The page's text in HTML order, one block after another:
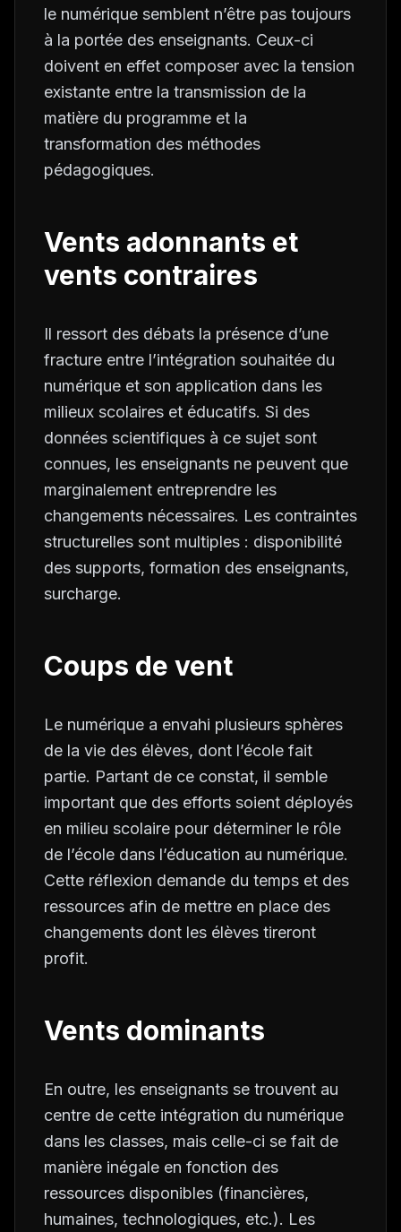
le numérique semblent n’être pas toujours
à la portée des enseignants. Ceux-ci
doivent en effet composer avec la tension
existante entre la transmission de la
matière du programme et la
transformation des méthodes
pédagogiques.
Vents adonnants et
vents contraires
Il ressort des débats la présence d’une
fracture entre l’intégration souhaitée du
numérique et son application dans les
milieux scolaires et éducatifs. Si des
données scientifiques à ce sujet sont
connues, les enseignants ne peuvent que
marginalement entreprendre les
changements nécessaires. Les contraintes
structurelles sont multiples : disponibilité
des supports, formation des enseignants,
surcharge.
Coups de vent
Le numérique a envahi plusieurs sphères
de la vie des élèves, dont l’école fait
partie. Partant de ce constat, il semble
important que des efforts soient déployés
en milieu scolaire pour déterminer le rôle
de l’école dans l’éducation au numérique.
Cette réflexion demande du temps et des
ressources afin de mettre en place des
changements dont les élèves tireront
profit.
Vents dominants
En outre, les enseignants se trouvent au
centre de cette intégration du numérique
dans les classes, mais celle-ci se fait de
manière inégale en fonction des
ressources disponibles (financières,
humaines, technologiques, etc.). Les